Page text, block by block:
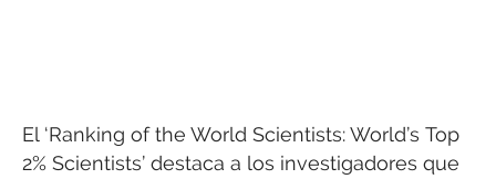
El ‘Ranking of the World Scientists: World’s Top
2% Scientists’ destaca a los investigadores que